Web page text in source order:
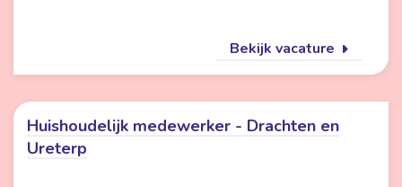
Bekijk vacature
Huishoudelijk medewerker - Drachten en
Ureterp